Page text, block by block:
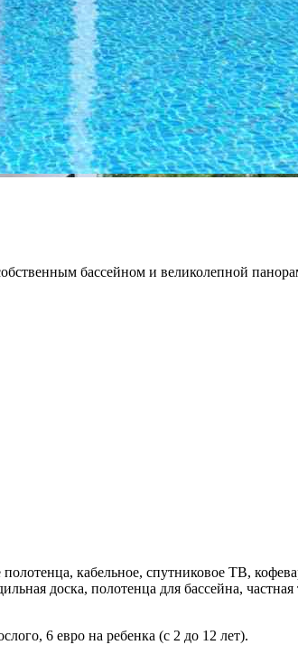
бассейном и великолепной
кабельное, спутниковое ТВ,
доска, полотенца для бассейна,
6 евро на ребенка (с 2 до 12 лет).